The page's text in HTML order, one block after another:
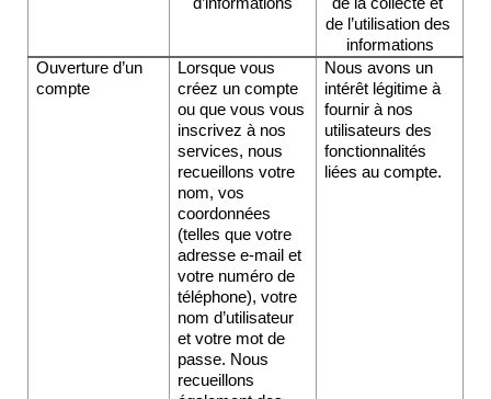
de l’utilisation des
informations
Ouverture d’un
compte
Lorsque vous
créez un compte
ou que vous vous
inscrivez à nos
services, nous
recueillons votre
nom, vos
coordonnées
(telles que votre
adresse e-mail et
votre numéro de
téléphone), votre
nom d’utilisateur
et votre mot de
passe. Nous
recueillons
Nous avons un
intérêt légitime à
fournir à nos
utilisateurs des
fonctionnalités
liées au compte.